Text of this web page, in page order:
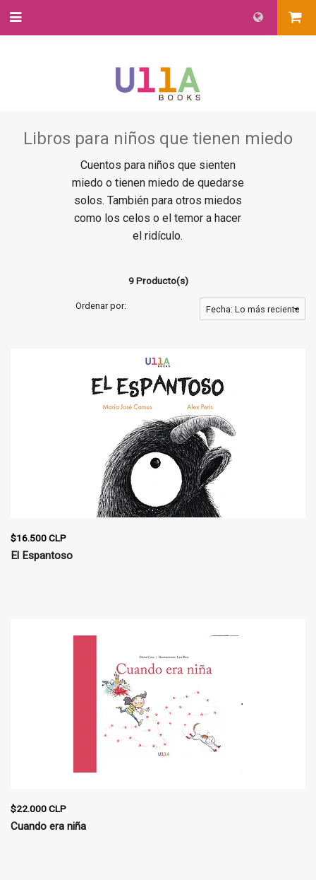
Libros para niños que tienen miedo
Cuentos para niños que sienten
miedo o tienen miedo de quedarse
solos. También para otros miedos
como los celos o el temor a hacer
el ridículo.
9 Producto(s)
Ordenar por:
$16.500 CLP
El Espantoso
$22.000 CLP
Cuando era niña